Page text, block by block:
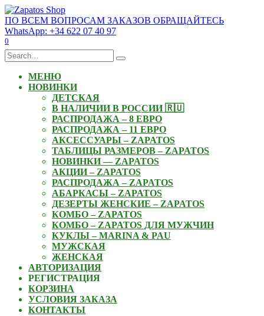
Skip
to
content
ПО ВСЕМ ВОПРОСАМ ЗАКАЗОВ ОБРАЩАЙТЕСЬ
WhatsApp: +34 622 07 40 97
0
Search
for:
МЕНЮ
НОВИНКИ
ДЕТСКАЯ
В НАЛИЧИИ В РОССИИ 🇷🇺
РАСПРОДАЖА – 8 ЕВРО
РАСПРОДАЖА – 11 ЕВРО
АКСЕССУАРЫ – ZAPATOS
ТАБЛИЦЫ РАЗМЕРОВ – ZAPATOS
НОВИНКИ — ZAPATOS
АКЦИИ – ZAPATOS
РАСПРОДАЖА – ZAPATOS
АБАРКАСЫ – ZAPATOS
ДЕЗЕРТЫ ЖЕНСКИЕ – ZAPATOS
КОМБО – ZAPATOS
КОМБО – ZAPATOS ДЛЯ МУЖЧИН
КУКЛЫ – MARINA & PAU
МУЖСКАЯ
ЖЕНСКАЯ
АВТОРИЗАЦИЯ
РЕГИСТРАЦИЯ
КОРЗИНА
УСЛОВИЯ ЗАКАЗА
КОНТАКТЫ